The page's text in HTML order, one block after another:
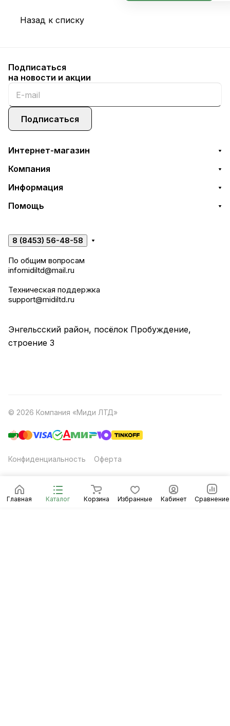
Назад к списку
Главная Каталог Корзина Избранные Кабинет Сравнение
Подписаться
на новости и акции
Подписаться
Интернет-магазин
Компания
Информация
Помощь
8 (8453) 56-48-58
По общим вопросам
infomidiltd@mail.ru
Техническая поддержка
support@midiltd.ru
Энгельсский район, посёлок Пробуждение,
строение 3
© 2026 Компания «Миди ЛТД»
Конфиденциальность Оферта